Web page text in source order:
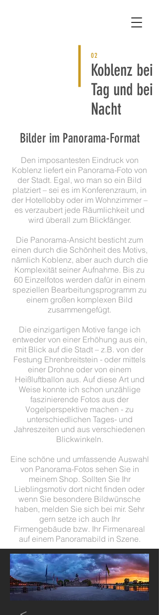
02
Koblenz bei
Tag und bei
Nacht
Bilder im Panorama-Format
Den imposantesten Eindruck von
Koblenz liefert ein Panorama-Foto von
der Stadt. Egal, wo man so ein Bild
platziert – sei es im Konferenzraum, in
der Hotellobby oder im Wohnzimmer –
es verzaubert jede Räumlichkeit und
wird überall zum Blickfänger.
Die Panorama-Ansicht besticht zum
einen durch die Schönheit des Motivs,
nämlich Koblenz, aber auch durch die
Komplexität seiner Aufnahme. Bis zu
60 Einzelfotos werden dafür in einem
speziellen Bearbeitungsprogramm zu
einem großen komplexen Bild
zusammengefügt.
Die einzigartigen Motive fange ich
entweder von einer Erhöhung aus ein,
mit Blick auf die Stadt – z.B. von der
Festung Ehrenbreitstein - oder mittels
einer Drohne oder von einem
Heißluftballon aus. Auf diese Art und
Weise konnte ich schon unzählige
faszinierende Fotos aus der
Vogelperspektive machen - zu
unterschiedlichen Tages- und
Jahreszeiten und aus verschiedenen
Blickwinkeln.
Eine schöne und umfassende Auswahl
von Panorama-Fotos sehen Sie in
meinem Shop. Sollten Sie Ihr
Lieblingsmotiv dort nicht finden oder
wenn Sie besondere Bildwünsche
haben, melden Sie sich bei mir. Sehr
gern setze ich auch Ihr
Firmengebäude bzw. Ihr Firmenareal
auf einem Panoramabild in Szene.